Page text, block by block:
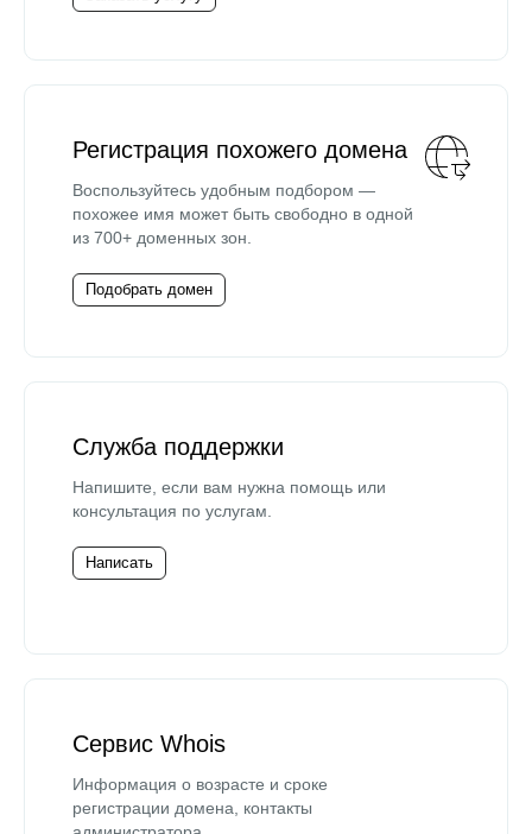
Регистрация похожего домена
Воспользуйтесь удобным подбором —
похожее имя может быть свободно в одной
из 700+ доменных зон.
Подобрать домен
Служба поддержки
Напишите, если вам нужна помощь или
консультация по услугам.
Написать
Сервис Whois
Информация о возрасте и сроке
регистрации домена, контакты